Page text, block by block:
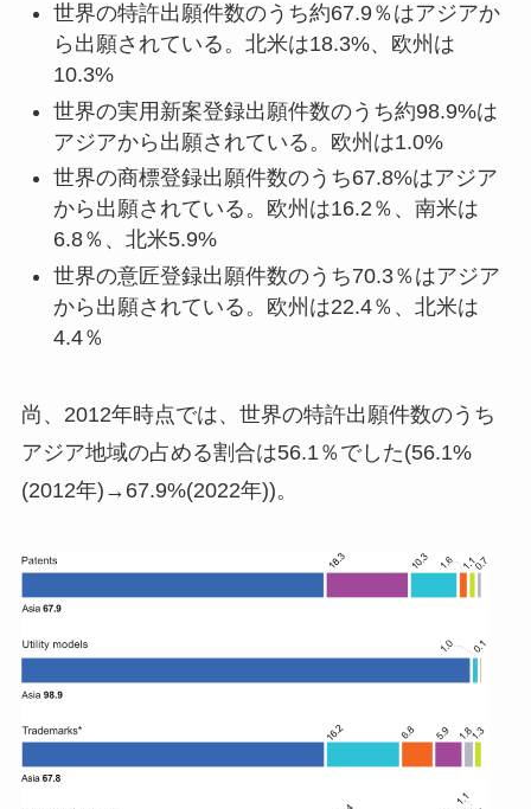
世界の特許出願件数のうち約67.9％はアジアか
ら出願されている。北米は18.3%、欧州は
10.3%
世界の実用新案登録出願件数のうち約98.9%は
アジアから出願されている。欧州は1.0%
世界の商標登録出願件数のうち67.8%はアジア
から出願されている。欧州は16.2％、南米は
6.8％、北米5.9%
世界の意匠登録出願件数のうち70.3％はアジア
から出願されている。欧州は22.4％、北米は
4.4％
尚、2012年時点では、世界の特許出願件数のうち
アジア地域の占める割合は56.1％でした(56.1%
(2012年)→67.9%(2022年))。